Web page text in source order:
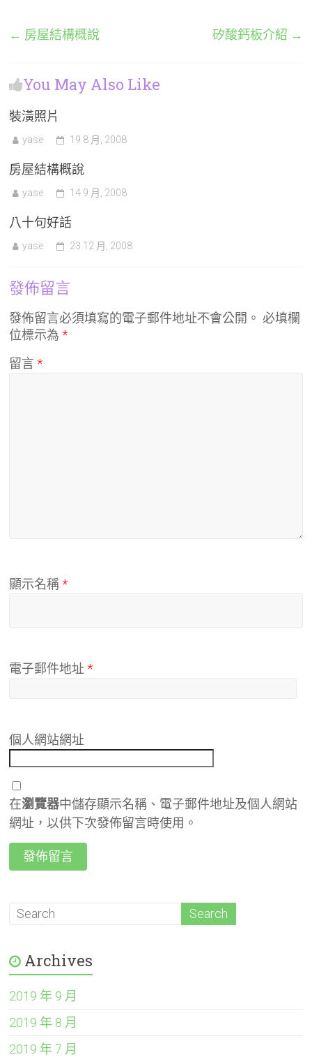
← 房屋結構概說 矽酸鈣板介紹 →
You May Also Like
裝潢照片
yase 19 8 月, 2008
房屋結構概說
yase 14 9 月, 2008
八十句好話
yase 23 12 月, 2008
發佈留言
發佈留言必須填寫的電子郵件地址不會公開。 必填欄
位標示為*
留言*
顯示名稱*
電子郵件地址*
個人網站網址
在瀏覽器中儲存顯示名稱、電子郵件地址及個人網站
網址，以供下次發佈留言時使用。
Archives
2019 年 9 月
2019 年 8 月
2019 年 7 月